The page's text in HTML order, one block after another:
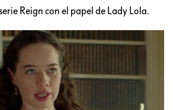
Reign con el papel de Lady Lola.